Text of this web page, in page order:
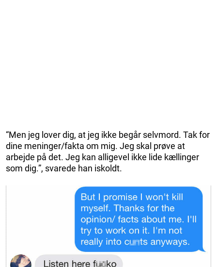
“Men jeg lover dig, at jeg ikke begår selvmord. Tak for
dine meninger/fakta om mig. Jeg skal prøve at
arbejde på det. Jeg kan alligevel ikke lide kællinger
som dig.”, svarede han iskoldt.